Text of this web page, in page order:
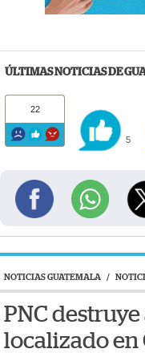
ÚLTIMAS NOTICIAS DE
22
5
NOTICIAS GUATEMALA /
PNC
localizado en